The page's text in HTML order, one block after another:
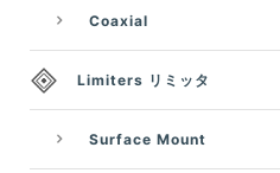
Coaxial
Limiters リミッタ
Surface Mount